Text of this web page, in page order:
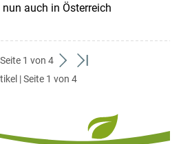
auch in Österreich
Seite 1 von 4
weiter
zum
zum
| Seite 1 von 4